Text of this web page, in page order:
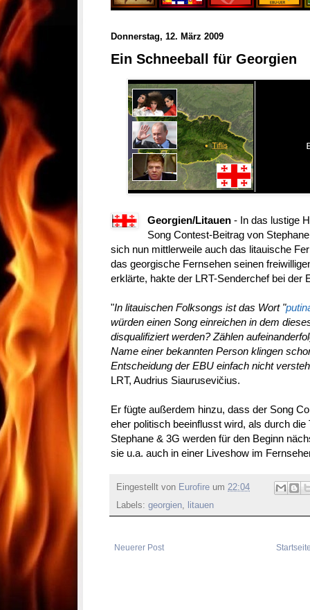
Donnerstag, 12. März 2009
Ein Schneeball für Georgien
Georgien/Litauen - In das lustige
Song Contest-Beitrag von
sich nun mittlerweile auch das litauische
das georgische Fernsehen seinen
erklärte, hakte der LRT-Senderchef bei der
"In litauischen Folksongs ist das Wort "
würden einen Song einreichen in dem
disqualifiziert werden? Zählen
Name einer bekannten Person klingen
Entscheidung der EBU einfach nicht
LRT, Audrius Siaurusevičius.
Er fügte außerdem hinzu, dass der Song
eher politisch beeinflusst wird, als durch
Stephane & 3G werden für den Beginn
sie u.a. auch in einer Liveshow im
Eingestellt von Eurofire um 22:04
Labels: georgien, litauen
Neuerer Post